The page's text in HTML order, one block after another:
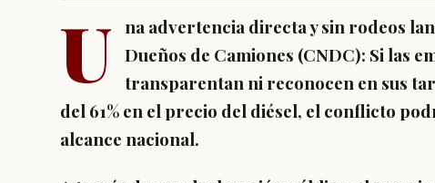
U
na advertencia directa y sin rodeos
Dueños de Camiones (CNDC): Si las
transparentan ni reconocen en sus
del 61% en el precio del diésel, el conflicto
alcance nacional.